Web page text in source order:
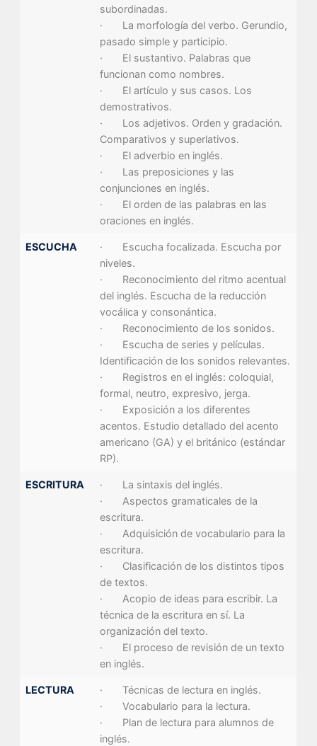
subordinadas.
· La morfología del verbo. Gerundio,
pasado simple y participio.
· El sustantivo. Palabras que
funcionan como nombres.
· El artículo y sus casos. Los
demostrativos.
· Los adjetivos. Orden y gradación.
Comparativos y superlativos.
· El adverbio en inglés.
· Las preposiciones y las
conjunciones en inglés.
· El orden de las palabras en las
oraciones en inglés.
ESCUCHA
· Escucha focalizada. Escucha por
niveles.
· Reconocimiento del ritmo acentual
del inglés. Escucha de la reducción
vocálica y consonántica.
· Reconocimiento de los sonidos.
· Escucha de series y películas.
Identificación de los sonidos relevantes.
· Registros en el inglés: coloquial,
formal, neutro, expresivo, jerga.
· Exposición a los diferentes
acentos. Estudio detallado del acento
americano (GA) y el británico (estándar
RP).
ESCRITURA
· La sintaxis del inglés.
· Aspectos gramaticales de la
escritura.
· Adquisición de vocabulario para la
escritura.
· Clasificación de los distintos tipos
de textos.
· Acopio de ideas para escribir. La
técnica de la escritura en sí. La
organización del texto.
· El proceso de revisión de un texto
en inglés.
LECTURA
· Técnicas de lectura en inglés.
· Vocabulario para la lectura.
· Plan de lectura para alumnos de
inglés.